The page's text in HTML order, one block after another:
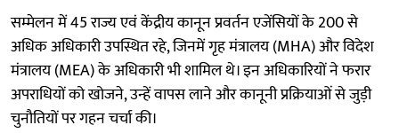
सम्मेलन में 45 राज्य एवं केंद्रीय कानून प्रवर्तन एजेंसियों के 200 से
अधिक अधिकारी उपस्थित रहे, जिनमें गृह मंत्रालय (MHA) और विदेश
मंत्रालय (MEA) के अधिकारी भी शामिल थे। इन अधिकारियों ने फरार
अपराधियों को खोजने, उन्हें वापस लाने और कानूनी प्रक्रियाओं से जुड़ी
चुनौतियों पर गहन चर्चा की।